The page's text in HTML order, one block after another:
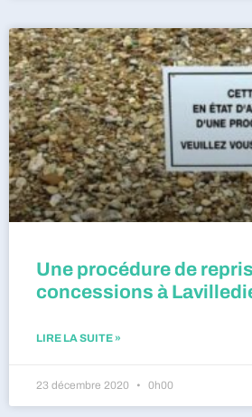
Une procédure de
concessions à
LIRE LA SUITE »
23 décembre 2020 0h00